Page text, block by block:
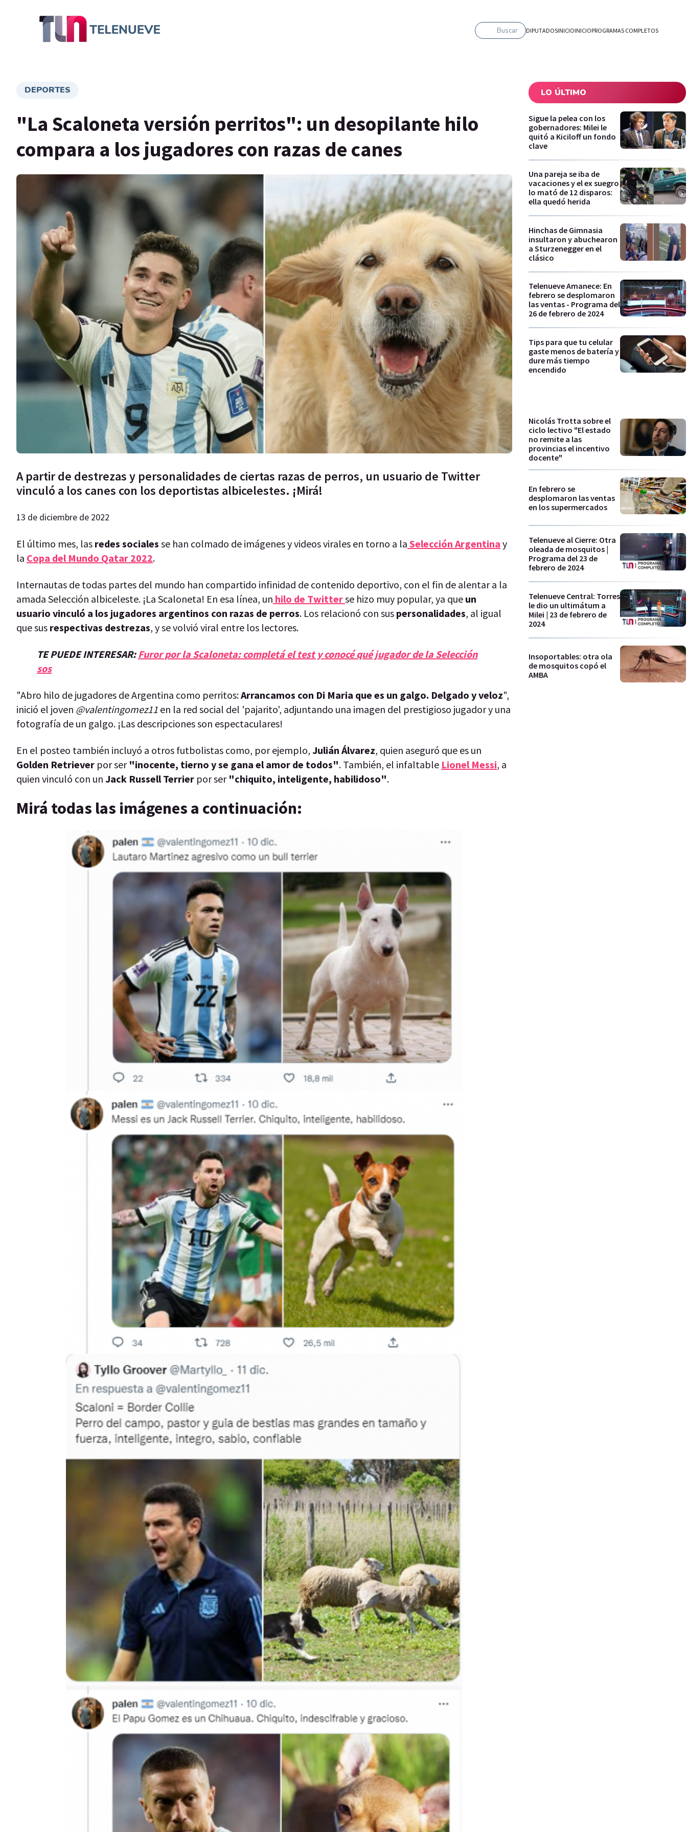
Buscar DIPUTADOSINICIOINICIOPROGRAMAS COMPLETOS
DEPORTES
"La Scaloneta versión perritos": un desopilante hilo
compara a los jugadores con razas de canes
A partir de destrezas y personalidades de ciertas razas de perros, un usuario de Twitter
vinculó a los canes con los deportistas albicelestes. ¡Mirá!
13 de diciembre de 2022
El último mes, las redes sociales se han colmado de imágenes y videos virales en torno a la Selección Argentina y
la Copa del Mundo Qatar 2022.
Internautas de todas partes del mundo han compartido infinidad de contenido deportivo, con el fin de alentar a la
amada Selección albiceleste. ¡La Scaloneta! En esa línea, un hilo de Twitterse hizo muy popular, ya que un
usuario vinculó a los jugadores argentinos con razas de perros. Los relacionó con sus personalidades, al igual
que sus respectivas destrezas, y se volvió viral entre los lectores.
TE PUEDE INTERESAR: Furor por la Scaloneta: completá el test y conocé qué jugador de la Selección
sos
"Abro hilo de jugadores de Argentina como perritos:Arrancamos con Di Maria que es un galgo. Delgado y veloz",
inició el joven @valentingomez11 en la red social del 'pajarito', adjuntando una imagen del prestigioso jugador y una
fotografía de un galgo. ¡Las descripciones son espectaculares!
En el posteo también incluyó a otros futbolistas como, por ejemplo, Julián Álvarez, quien aseguró que es un
Golden Retriever por ser "inocente, tierno y se gana el amor de todos". También, el infaltable Lionel Messi, a
quien vinculó con un Jack Russell Terrier por ser "chiquito, inteligente, habilidoso".
Mirá todas las imágenes a continuación:
LO ÚLTIMO
Sigue la pelea con los
gobernadores: Milei le
quitó a Kiciloff un fondo
clave
Una pareja se iba de
vacaciones y el ex suegro
lo mató de 12 disparos:
ella quedó herida
Hinchas de Gimnasia
insultaron y abuchearon
a Sturzenegger en el
clásico
Telenueve Amanece: En
febrero se desplomaron
las ventas - Programa del
26 de febrero de 2024
Tips para que tu celular
gaste menos de batería y
dure más tiempo
encendido
Nicolás Trotta sobre el
ciclo lectivo "El estado
no remite a las
provincias el incentivo
docente"
En febrero se
desplomaron las ventas
en los supermercados
Telenueve al Cierre: Otra
oleada de mosquitos |
Programa del 23 de
febrero de 2024
Telenueve Central: Torres
le dio un ultimátum a
Milei | 23 de febrero de
2024
Insoportables: otra ola
de mosquitos copó el
AMBA